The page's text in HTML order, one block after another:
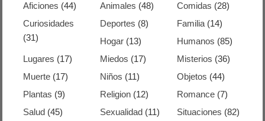
Aficiones (44) Animales (48) Comidas (28)
Curiosidades
(31)
Deportes (8) Familia(14)
Hogar (13) Humanos (85)
Lugares (17) Miedos (17) Misterios (36)
Muerte (17) Niños (11) Objetos (44)
Plantas (9) Religion (12) Romance(7)
Salud (45) Sexualidad (11) Situaciones (82)